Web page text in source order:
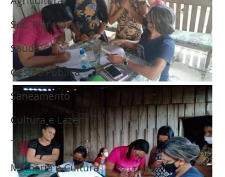
Sec. Planejamento
Saúde
Gestão Pública
Saneamento
Cultura e Lazer
Trilha
Memória e Cultura